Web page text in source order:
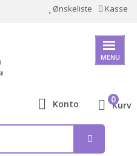
Ønskeliste Kasse
MENU
Konto Kurv
0